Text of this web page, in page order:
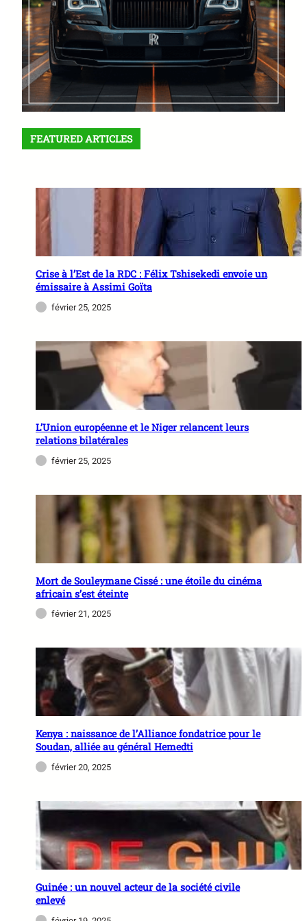
FEATURED ARTICLES
Crise à l’Est de la RDC : Félix Tshisekedi envoie un
émissaire à Assimi Goïta
février 25, 2025
L’Union européenne et le Niger relancent leurs
relations bilatérales
février 25, 2025
Mort de Souleymane Cissé : une étoile du cinéma
africain s’est éteinte
février 21, 2025
Kenya : naissance de l’Alliance fondatrice pour le
Soudan, alliée au général Hemedti
février 20, 2025
Guinée : un nouvel acteur de la société civile
enlevé